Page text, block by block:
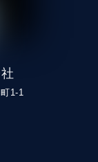
1-1